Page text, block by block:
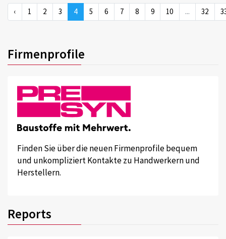
‹ 1 2 3 4 5 6 7 8 9 10 ... 32
Firmenprofile
Finden Sie über die neuen Firmenprofile bequem
und unkompliziert Kontakte zu Handwerkern und
Herstellern.
Reports